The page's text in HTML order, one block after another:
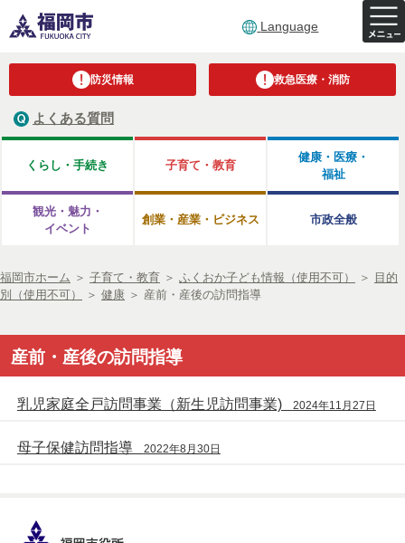
Language
防災情報 救急医療・消防
よくある質問
くらし・手続き 子育て・教育
健康・医療・
福祉
観光・魅力・
イベント
創業・産業・ビジネス 市政全般
福岡市ホーム ＞ 子育て・教育 ＞ ふくおか子ども情報（使用不可） ＞
目的
別（使用不可）
＞ 健康 ＞ 産前・産後の訪問指導
産前・産後の訪問指導
乳児家庭全戸訪問事業（新生児訪問事業) 2024年11月27日
母子保健訪問指導 2022年8月30日